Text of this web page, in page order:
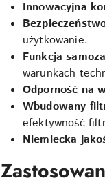
Innowacyjna
użytkowanie.
Funkcja
warunkach
Odporność na
Wbudowany
efektywność
Niemiecka